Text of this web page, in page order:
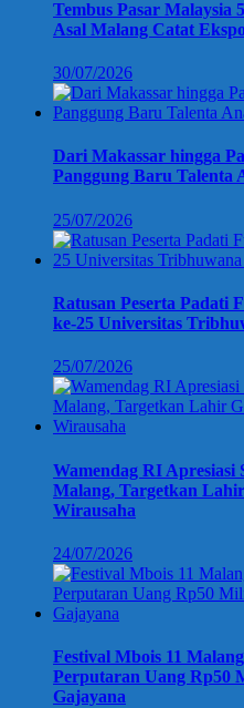
Tembus Pasar Malaysia
Asal Malang Catat
30/07/2026
Dari Makassar hingga
Panggung Baru Talenta
25/07/2026
Ratusan Peserta Padati
ke-25 Universitas
25/07/2026
Wamendag RI
Malang, Targetkan
Wirausaha
24/07/2026
Festival Mbois 11
Perputaran Uang Rp50
Gajayana